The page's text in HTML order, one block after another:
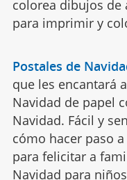
colorea dibujos de
para imprimir y
Postales de
que les encantará
Navidad de papel
Navidad. Fácil y
cómo hacer paso
para felicitar a
Navidad para